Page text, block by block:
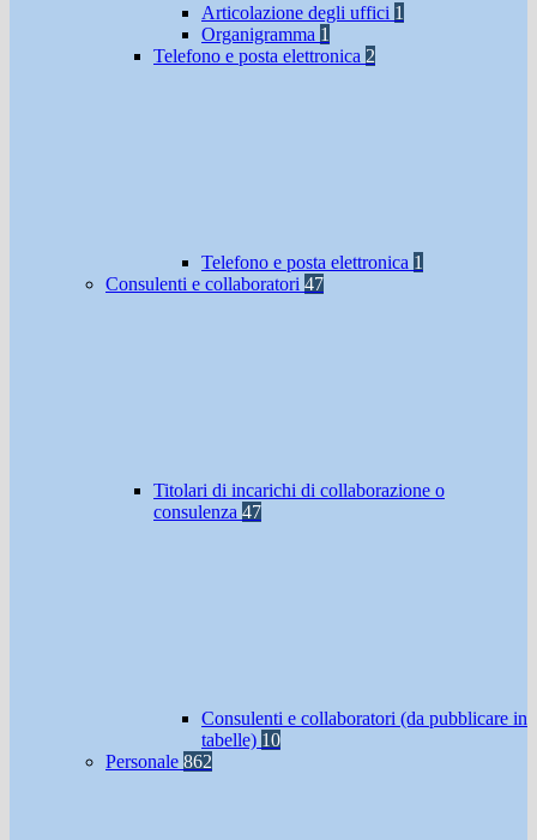
Articolazione degli uffici 1
Organigramma 1
Telefono e posta elettronica 2
Telefono e posta elettronica 1
Consulenti e collaboratori 47
Titolari di incarichi di collaborazione o
consulenza 47
Consulenti e collaboratori (da pubblicare in
tabelle) 10
Personale 862